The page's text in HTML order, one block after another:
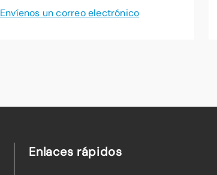
Envíenos un correo electrónico
Enlaces rápidos